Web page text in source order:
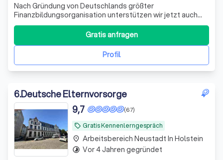
Nach Gründung von Deutschlands größter
Finanzbildungsorganisation unterstützen wir jetzt auch
bei der Umsetzung. Bekannt aus ZDF, ARD, RTL und vielen
Profil
Gratis anfragen
6.Deutsche Elternvorsorge
local_offer Gratis Kennenlerngespräch
(67)
9,7
place Arbeitsbereich Neustadt In Holstein
timelapse Vor 4 Jahren gegründet